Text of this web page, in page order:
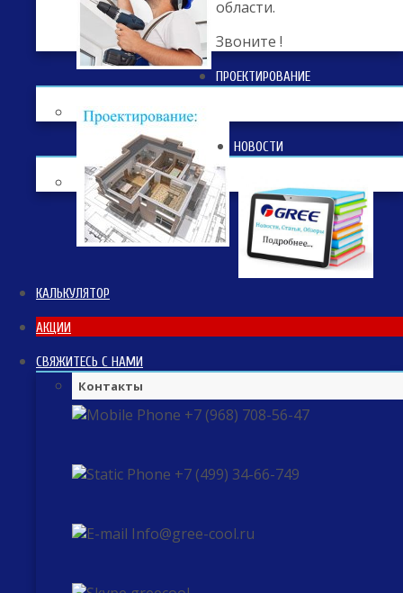
области.
Звоните !
ПРОЕКТИРОВАНИЕ
НОВОСТИ
КАЛЬКУЛЯТОР
АКЦИИ
СВЯЖИТЕСЬ С НАМИ
Контакты
+7 (968) 708-56-47
+7 (499) 34-66-749
Info@gree-cool.ru